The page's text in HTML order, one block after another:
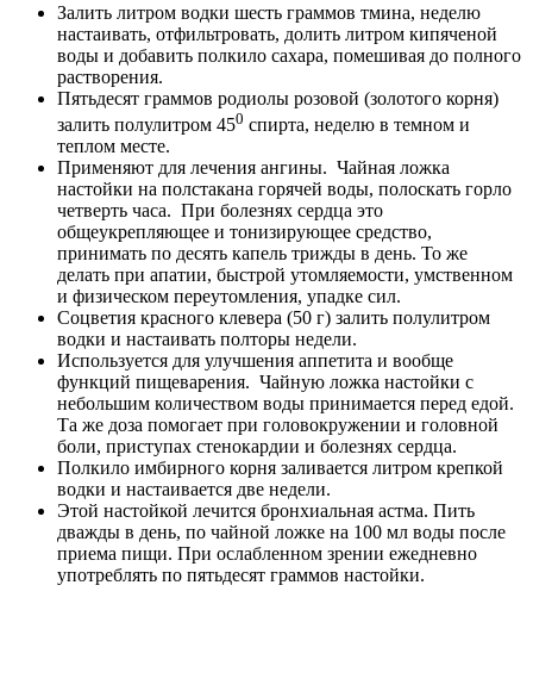
Залить литром водки шесть граммов тмина, неделю
настаивать, отфильтровать, долить литром кипяченой
воды и добавить полкило сахара, помешивая до полного
растворения.
Пятьдесят граммов родиолы розовой (золотого корня)
залить полулитром 450 спирта, неделю в темном и
теплом месте.
Применяют для лечения ангины. Чайная ложка
настойки на полстакана горячей воды, полоскать горло
четверть часа. При болезнях сердца это
общеукрепляющее и тонизирующее средство,
принимать по десять капель трижды в день. То же
делать при апатии, быстрой утомляемости, умственном
и физическом переутомления, упадке сил.
Соцветия красного клевера (50 г) залить полулитром
водки и настаивать полторы недели.
Используется для улучшения аппетита и вообще
функций пищеварения. Чайную ложка настойки с
небольшим количеством воды принимается перед едой.
Та же доза помогает при головокружении и головной
боли, приступах стенокардии и болезнях сердца.
Полкило имбирного корня заливается литром крепкой
водки и настаивается две недели.
Этой настойкой лечится бронхиальная астма. Пить
дважды в день, по чайной ложке на 100 мл воды после
приема пищи. При ослабленном зрении ежедневно
употреблять по пятьдесят граммов настойки.